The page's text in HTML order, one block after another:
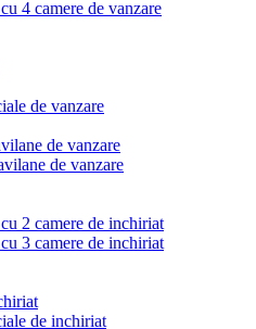
4 camere de vanzare
de vanzare
de vanzare
de vanzare
2 camere de inchiriat
3 camere de inchiriat
de inchiriat